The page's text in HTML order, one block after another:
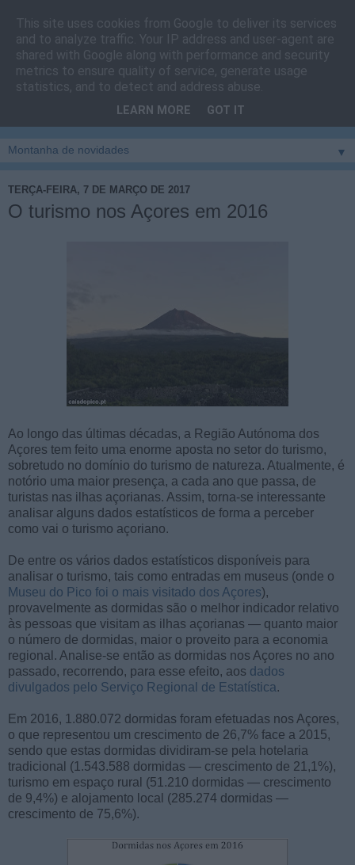
Cais do Pico
Blog sobre um pouco de tudo relacionado com a ilha
vila e ao concelho de São Roque do Pico
▼
TERÇA-FEIRA, 7 DE MARÇO DE 2017
O turismo nos Açores em 2016
Ao longo das últimas décadas, a Região Autónoma dos
Açores tem feito uma enorme aposta no setor do turismo,
sobretudo no domínio do turismo de natureza. Atualmente, é
notório uma maior presença, a cada ano que passa, de
turistas nas ilhas açorianas. Assim, torna-se interessante
analisar alguns dados estatísticos de forma a perceber
como vai o turismo açoriano.
De entre os vários dados estatísticos disponíveis para
analisar o turismo, tais como entradas em museus (onde o
Museu do Pico foi o mais visitado dos Açores),
provavelmente as dormidas são o melhor indicador relativo
às pessoas que visitam as ilhas açorianas — quanto maior
o número de dormidas, maior o proveito para a economia
regional. Analise-se então as dormidas nos Açores no ano
passado, recorrendo, para esse efeito, aos dados
divulgados pelo Serviço Regional de Estatística.
Em 2016, 1.880.072 dormidas foram efetuadas nos Açores,
o que representou um crescimento de 26,7% face a 2015,
sendo que estas dormidas dividiram-se pela hotelaria
tradicional (1.543.588 dormidas — crescimento de 21,1%),
turismo em espaço rural (51.210 dormidas — crescimento
de 9,4%) e alojamento local (285.274 dormidas —
crescimento de 75,6%).
This site uses cookies from Google to deliver its services
and to analyze traffic. Your IP address and user-agent are
shared with Google along with performance and security
metrics to ensure quality of service, generate usage
statistics, and to detect and address abuse.
LEARN MORE GOT IT